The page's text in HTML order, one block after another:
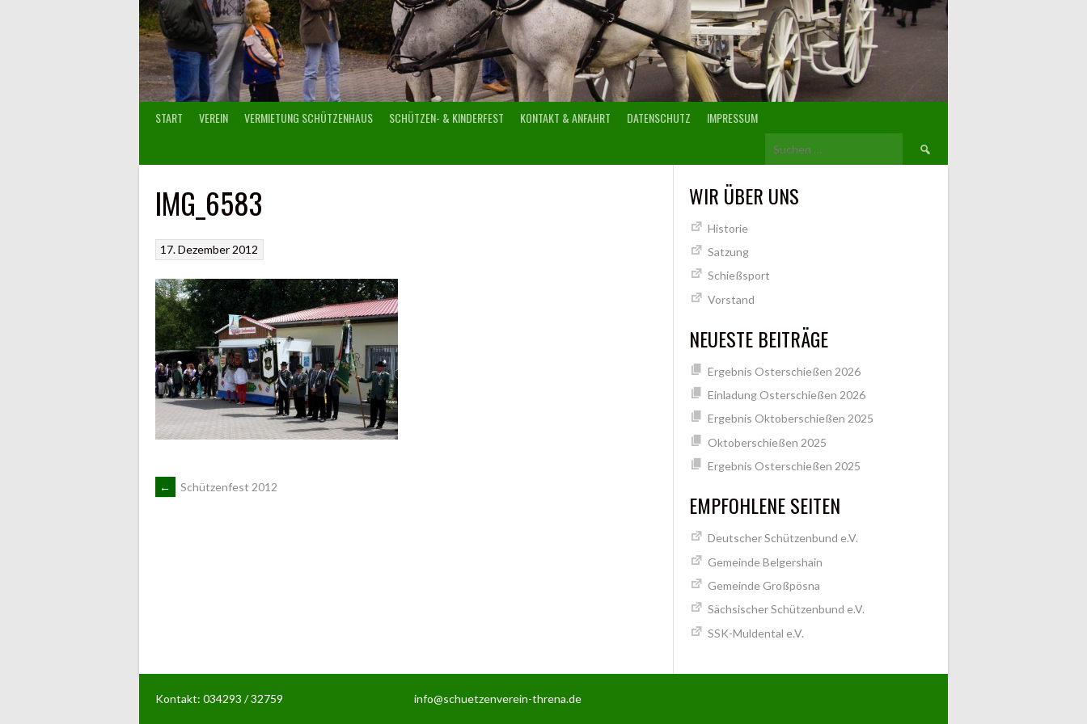
START VEREIN VERMIETUNG SCHÜTZENHAUS SCHÜTZEN- & KINDERFEST KONTAKT & ANFAHRT DATENSCHUTZ IMPRESSUM
Suchen
IMG_6583
17. Dezember 2012
ARTIKEL-
← Schützenfest 2012
WIR ÜBER UNS
Historie
Satzung
Schießsport
Vorstand
NEUESTE BEITRÄGE
Ergebnis Osterschießen 2026
Einladung Osterschießen 2026
Ergebnis Oktoberschießen 2025
Oktoberschießen 2025
Ergebnis Osterschießen 2025
EMPFOHLENE SEITEN
Deutscher Schützenbund e.V.
Gemeinde Belgershain
Gemeinde Großpösna
Sächsischer Schützenbund e.V.
SSK-Muldental e.V.
Kontakt: 034293 / 32759 info@schuetzenverein-threna.de